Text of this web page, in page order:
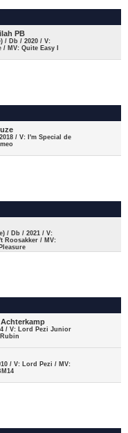
PB
/ Db / 2020 / V:
/ MV: Quite Easy I
/ V: I'm Special de
/ Db / 2021 / V:
Roosakker / MV:
/ V: Lord Pezi Junior
/ V: Lord Pezi / MV: